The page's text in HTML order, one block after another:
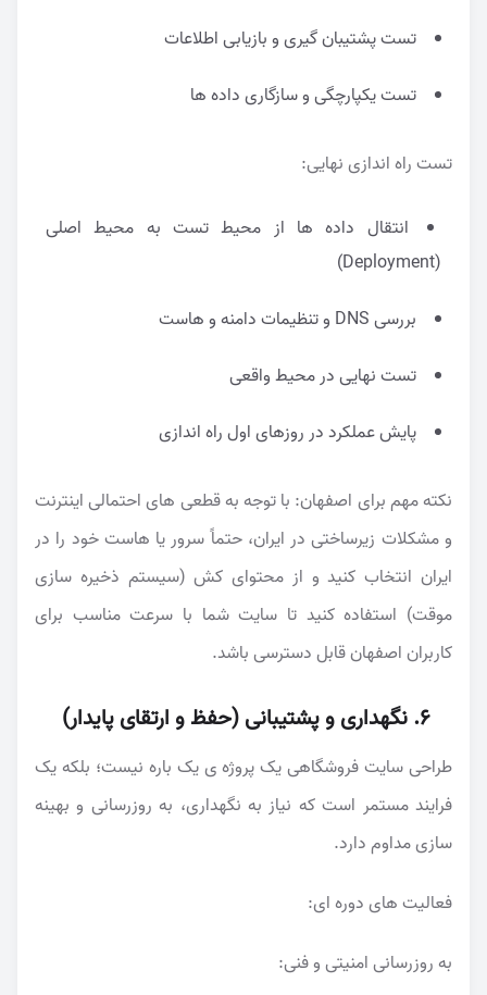
تست پشتیبان گیری و بازیابی اطلاعات
تست یکپارچگی و سازگاری داده ها
تست راه اندازی نهایی:
انتقال داده ها از محیط تست به محیط اصلی
(Deployment)
بررسی DNS و تنظیمات دامنه و هاست
تست نهایی در محیط واقعی
پایش عملکرد در روزهای اول راه اندازی
نکته مهم برای اصفهان: با توجه به قطعی های احتمالی اینترنت
و مشکلات زیرساختی در ایران، حتماً سرور یا هاست خود را در
ایران انتخاب کنید و از محتوای کش (سیستم ذخیره سازی
موقت) استفاده کنید تا سایت شما با سرعت مناسب برای
کاربران اصفهان قابل دسترسی باشد.
۶. نگهداری و پشتیبانی (حفظ و ارتقای پایدار)
طراحی سایت فروشگاهی یک پروژه ی یک باره نیست؛ بلکه یک
فرایند مستمر است که نیاز به نگهداری، به روزرسانی و بهینه
سازی مداوم دارد.
فعالیت های دوره ای:
به روزرسانی امنیتی و فنی: